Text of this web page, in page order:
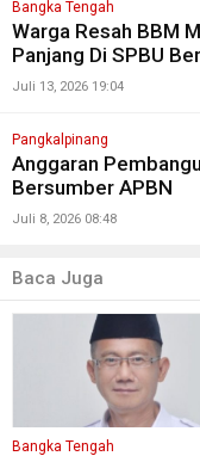
Bangka Tengah
Warga Resah BBM
Panjang Di SPBU
Juli 13, 2026 19:04
Pangkalpinang
Anggaran
Bersumber APBN
Juli 8, 2026 08:48
Baca Juga
Bangka Tengah